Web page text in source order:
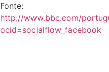
Fonte:
http://www.bbc.com/
ocid=socialflow_facebook